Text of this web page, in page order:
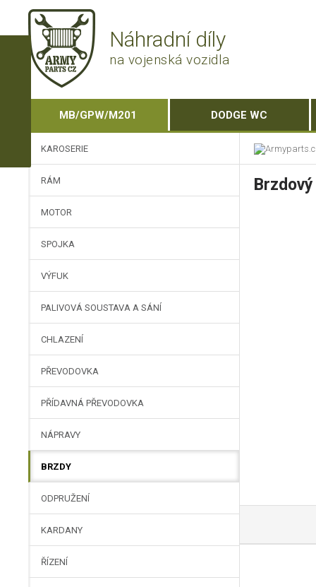
Náhradní díly
na vojenská vozidla
MB/GPW/M201 DODGE WC
Brzdový
KAROSERIE
RÁM
MOTOR
SPOJKA
VÝFUK
PALIVOVÁ SOUSTAVA A SÁNÍ
CHLAZENÍ
PŘEVODOVKA
PŘÍDAVNÁ PŘEVODOVKA
NÁPRAVY
BRZDY
ODPRUŽENÍ
KARDANY
ŘÍZENÍ